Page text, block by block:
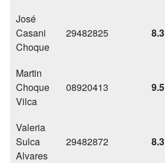
José
Casani
Choque
29482825 8.3
Martin
Choque
Vilca
08920413 9.5
Valeria
Sulca
Alvares
29482872 8.3